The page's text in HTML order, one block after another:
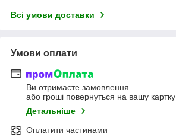
Всі умови доставки
Умови оплати
Ви отримаєте замовлення
або гроші повернуться на вашу картку
Детальніше
Оплатити частинами